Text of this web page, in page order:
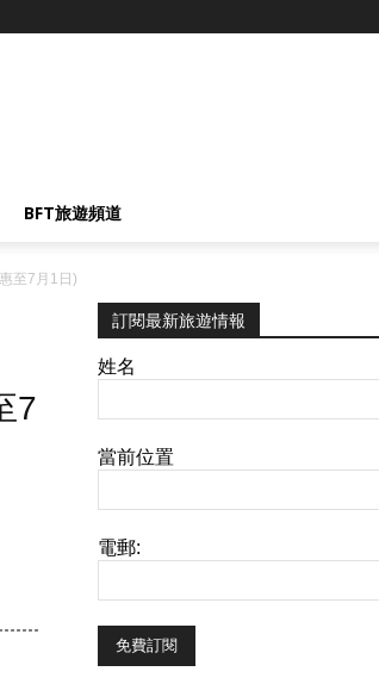
BFT旅遊頻道
至7月1日)
7
訂閱最新旅遊情報
姓名
當前位置
電郵: